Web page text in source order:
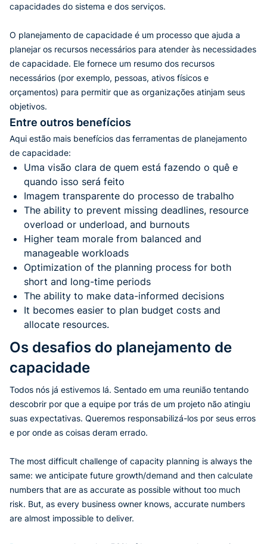
capacidades do sistema e dos serviços.
O planejamento de capacidade é um processo que ajuda a
planejar os recursos necessários para atender às necessidades
de capacidade. Ele fornece um resumo dos recursos
necessários (por exemplo, pessoas, ativos físicos e
orçamentos) para permitir que as organizações atinjam seus
objetivos.
Entre outros benefícios
Aqui estão mais benefícios das ferramentas de planejamento
de capacidade:
Uma visão clara de quem está fazendo o quê e
quando isso será feito
Imagem transparente do processo de trabalho
The ability to prevent missing deadlines, resource
overload or underload, and burnouts
Higher team morale from balanced and
manageable workloads
Optimization of the planning process for both
short and long-time periods
The ability to make data-informed decisions
It becomes easier to plan budget costs and
allocate resources.
Os desafios do planejamento de
capacidade
Todos nós já estivemos lá. Sentado em uma reunião tentando
descobrir por que a equipe por trás de um projeto não atingiu
suas expectativas. Queremos responsabilizá-los por seus erros
e por onde as coisas deram errado.
The most difficult challenge of capacity planning is always the
same: we anticipate future growth/demand and then calculate
numbers that are as accurate as possible without too much
risk. But, as every business owner knows, accurate numbers
are almost impossible to deliver.